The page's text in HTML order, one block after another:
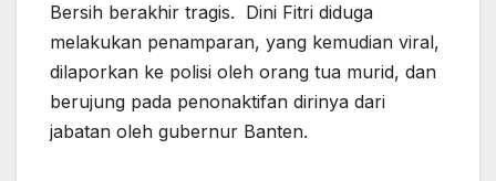
Bersih berakhir tragis. Dini Fitri diduga
melakukan penamparan, yang kemudian viral,
dilaporkan ke polisi oleh orang tua murid, dan
berujung pada penonaktifan dirinya dari
jabatan oleh gubernur Banten.